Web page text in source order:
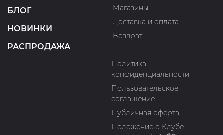
БЛОГ
НОВИНКИ
РАСПРОДАЖА
Магазины
Доставка и оплата
Возврат
Политика
конфиденциальности
Пользовательское
соглашение
Публичная оферта
Положение о Клубе